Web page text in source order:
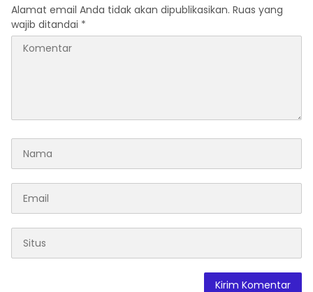
Alamat email Anda tidak akan dipublikasikan. Ruas yang
wajib ditandai *